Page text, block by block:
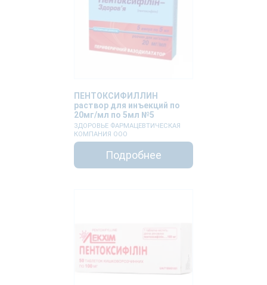
ПЕНТОКСИФИЛЛИН
раствор для инъекций по
20мг/мл по 5мл №5
ЗДОРОВЬЕ ФАРМАЦЕВТИЧЕСКАЯ
КОМПАНИЯ ООО
Подробнее